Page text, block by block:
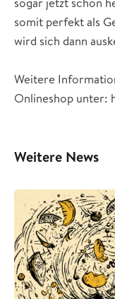
somit perfekt als
wird sich dann
Weitere
Onlineshop unter:
Weitere News